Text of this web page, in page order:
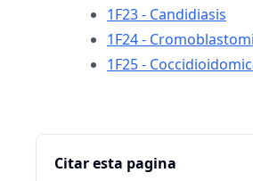
1F23 - Candidiasis
1F24 -
1F25 -
Citar esta pagina